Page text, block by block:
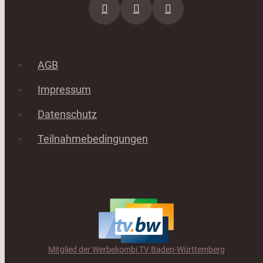
AGB
Impressum
Datenschutz
Teilnahmebedingungen
Mitglied der Werbekombi TV Baden-Württemberg